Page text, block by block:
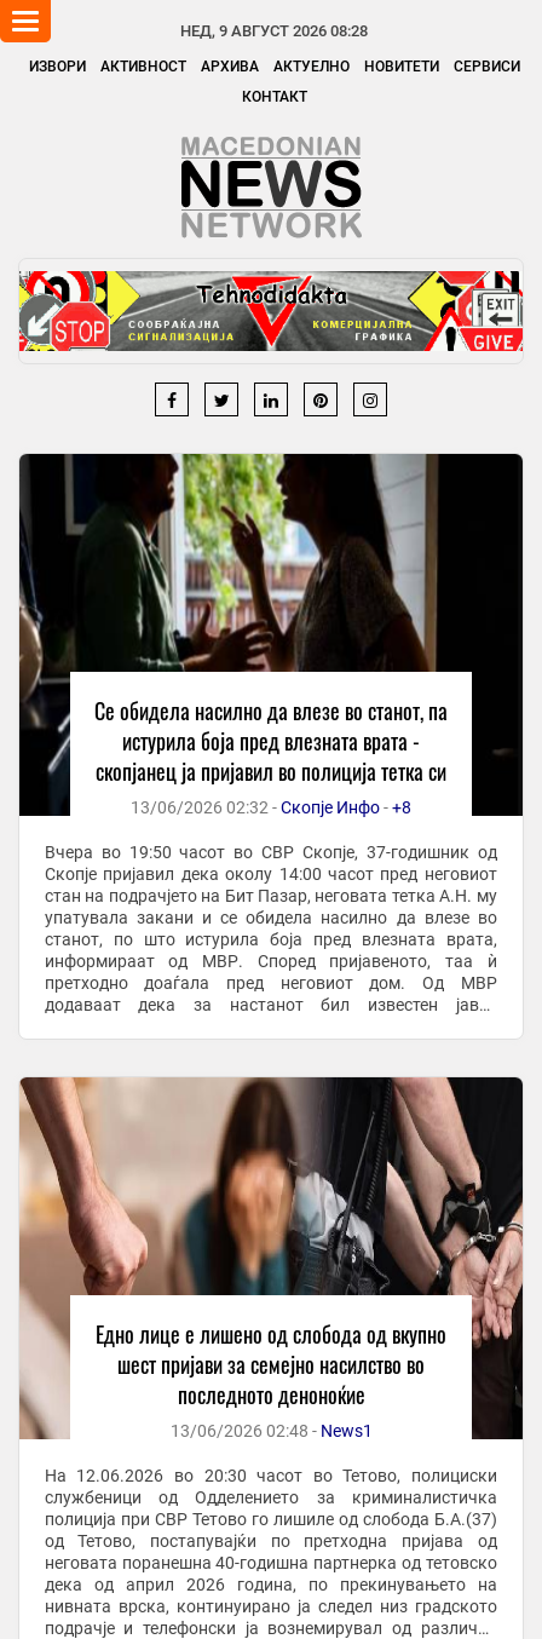
НЕД, 9 АВГУСТ 2026 08:28
ИЗВОРИ АКТИВНОСТ АРХИВА АКТУЕЛНО НОВИТЕТИ
СЕРВИСИ
КОНТАКТ
Toggle
navigation
Се обидела насилно да влезе во станот, па
истурила боја пред влезната врата -
скопјанец ја пријавил во полиција тетка си
13/06/2026 02:32 -Скопје Инфо-+8
Вчера во 19:50 часот во СВР Скопје, 37-годишник од
Скопје пријавил дека околу 14:00 часот пред неговиот
стан на подрачјето на Бит Пазар, неговата тетка А.Н. му
упатувала закани и се обидела насилно да влезе во
станот, по што истурила боја пред влезната врата,
информираат од МВР. Според пријавеното, таа ѝ
претходно доаѓала пред неговиот дом. Од МВР
додаваат дека за настанот бил известен јавен
Едно лице е лишено од слобода од вкупно
шест пријави за семејно насилство во
последното деноноќие
13/06/2026 02:48 - News1
На 12.06.2026 во 20:30 часот во Тетово, полициски
службеници од Одделението за криминалистичка
полиција при СВР Тетово го лишиле од слобода Б.А.(37)
од Тетово, постапувајќи по претходна пријава од
неговата поранешна 40-годишна партнерка од тетовско
дека од април 2026 година, по прекинувањето на
нивната врска, континуирано ја следел низ градското
подрачје и телефонски ја вознемирувал од различни